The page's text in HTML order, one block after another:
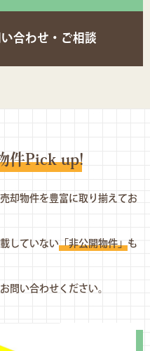
合わせ・ご相談
件Pick up!
却物件を豊富に取り揃えてお
していない「非公開物件」も
問い合わせください。